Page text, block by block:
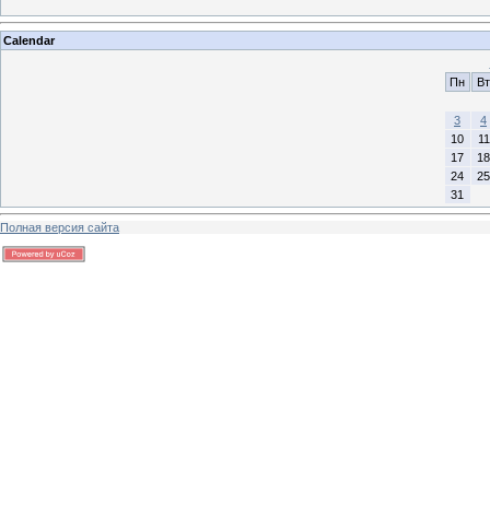
Calendar
Пн
Вт
3
4
10
11
17
18
24
25
31
Полная версия сайта